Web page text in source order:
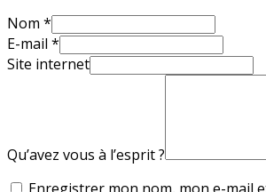
Nom *
E-mail *
Site internet
Qu’avez vous à l’esprit ?